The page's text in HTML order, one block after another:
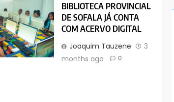
BIBLIOTECA PROVINCIAL
DE SOFALA JÁ CONTA
COM ACERVO DIGITAL
Joaquim Tauzene
3
months ago
0